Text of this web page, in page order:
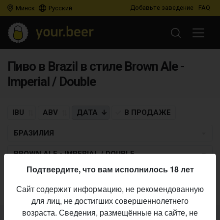
Минск Русский Добавьте заведение FAQ
Пиво в Brazil в стиле Brown Ale -
Imperial / Double
IBU ABV ДАТА В ПРОДАЖЕ
БРАЗИЛИЯ
BROWN ALE - IMPERIAL / DOUBLE
Пиво по заданным критериям не найдено
Подтвердите, что вам исполнилось 18 лет
Сайт содержит информацию, не рекомендованную
для лиц, не достигших совершеннолетнего
возраста. Сведения, размещённые на сайте, не